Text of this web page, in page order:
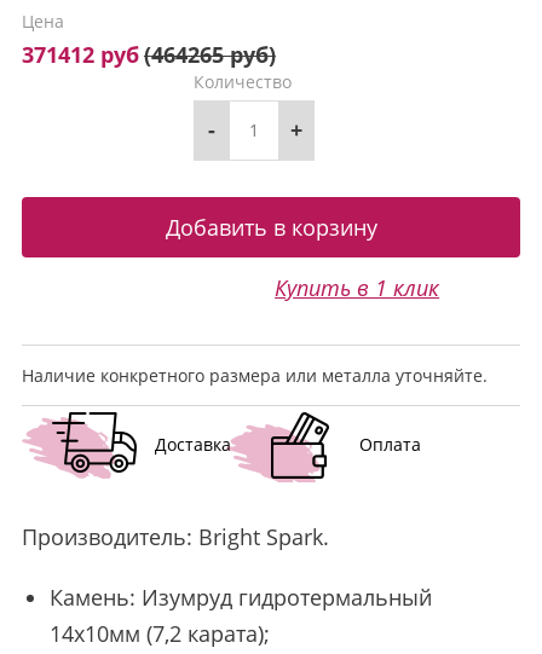
Цена
371412 руб(464265 руб)
Количество
- +
Купить в 1 клик
Наличие конкретного размера или металла уточняйте.
Доставка Оплата
Производитель: Bright Spark.
Камень: Изумруд гидротермальный
14х10мм (7,2 карата);